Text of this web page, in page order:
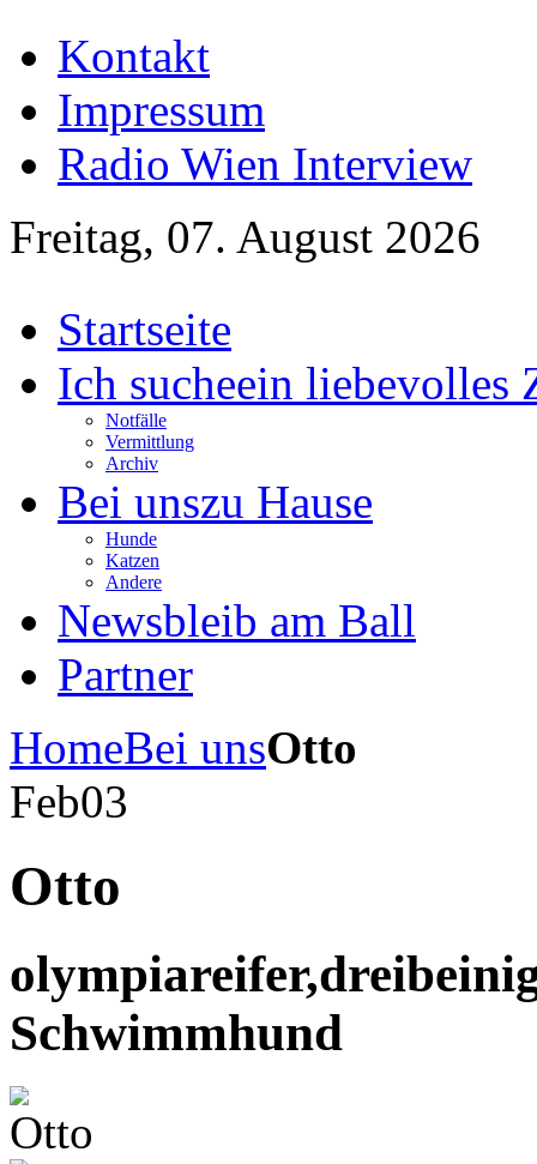
Kontakt
Impressum
Radio Wien Interview
Freitag, 07. August 2026
Startseite
Ich sucheein liebevolles
Notfälle
Vermittlung
Archiv
Bei unszu Hause
Hunde
Katzen
Andere
Newsbleib am Ball
Partner
HomeBei unsOtto
Feb03
Otto
Schwimmhund